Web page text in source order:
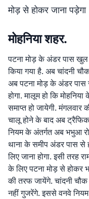
मोड़ से होकर जाना पड़ेगा
मोहनिया शहर.
पटना मोड़ के अंडर पास
किया गया है. अब चांदनी
अब पटना मोड़ के अंडर पास
होगा. मालूम हो कि
समाप्त हो जायेगी.
चालू होने के बाद अब
नियम के अंतर्गत अब भभुआ
थाना के समीप अंडर पास से
लिए जाना होगा. इसी तरह
के लिए पटना मोड़ से होकर
की तरफ जायेंगे. चांदनी
नहीं गुजरेंगे. इससे वनवे